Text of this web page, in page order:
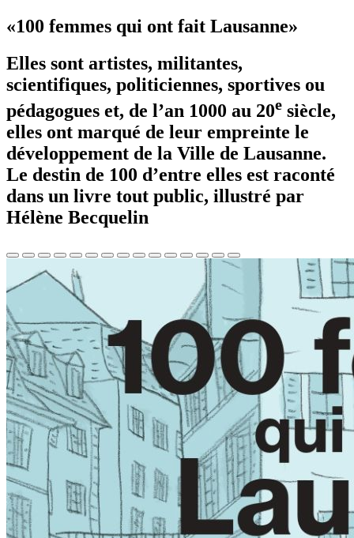
«100 femmes qui ont fait Lausanne»
Elles sont artistes, militantes,
scientifiques, politiciennes, sportives ou
pédagogues et, de l’an 1000 au 20e siècle,
elles ont marqué de leur empreinte le
développement de la Ville de Lausanne.
Le destin de 100 d’entre elles est raconté
dans un livre tout public, illustré par
Hélène Becquelin